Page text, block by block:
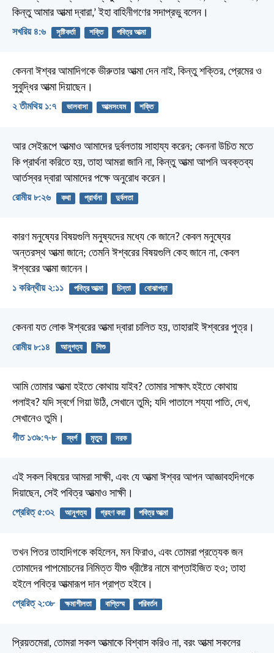
কিন্তু আমার আত্মা দ্বারা,’ ইহা বাহিনীগণের সদাপ্রভু বলেন।
সখরিয় ৪:৬ সৃষ্টিকর্তা শক্তি পবিত্র আত্মা
কেননা ঈশ্বর আমাদিগকে ভীরুতার আত্মা দেন নাই, কিন্তু শক্তির, প্রেমের ও
সুবুদ্ধির আত্মা দিয়াছেন।
২ তীমথিয় ১:৭ ভালবাসা আত্মসংযম শক্তি
আর সেইরূপে আত্মাও আমাদের দুর্বলতায় সাহায্য করেন; কেননা উচিত মতে
কি প্রার্থনা করিতে হয়, তাহা আমরা জানি না, কিন্তু আত্মা আপনি অবক্তব্য
আর্তস্বর দ্বারা আমাদের পক্ষে অনুরোধ করেন।
রোমীয় ৮:২৬ কথা প্রার্থনা দুর্বলতা
কারণ মনুষ্যের বিষয়গুলি মনুষ্যদের মধ্যে কে জানে? কেবল মনুষ্যের
অন্তরস্থ আত্মা জানে; তেমনি ঈশ্বরের বিষয়গুলি কেহ জানে না, কেবল
ঈশ্বরের আত্মা জানেন।
১ করিন্থীয় ২:১১ পবিত্র আত্মা চিন্তা বোঝাপড়া
কেননা যত লোক ঈশ্বরের আত্মা দ্বারা চালিত হয়, তাহারাই ঈশ্বরের পুত্র।
রোমীয় ৮:১৪ আনুগত্য শিশু
আমি তোমার আত্মা হইতে কোথায় যাইব? তোমার সাক্ষাৎ হইতে কোথায়
পলাইব? যদি স্বর্গে গিয়া উঠি, সেখানে তুমি; যদি পাতালে শয্যা পাতি, দেখ,
সেখানেও তুমি।
গীত ১৩৯:৭-৮ স্বর্গ মৃত্যু নরক
এই সকল বিষয়ের আমরা সাক্ষী, এবং যে আত্মা ঈশ্বর আপন আজ্ঞাবহদিগকে
দিয়াছেন, সেই পবিত্র আত্মাও সাক্ষী।
প্রেরিত্‌ ৫:৩২ আনুগত্য গ্রহণ করা পবিত্র আত্মা
তখন পিতর তাহাদিগকে কহিলেন, মন ফিরাও, এবং তোমরা প্রত্যেক জন
তোমাদের পাপমোচনের নিমিত্ত যীশু খ্রীষ্টের নামে বাপ্তাইজিত হও; তাহা
হইলে পবিত্র আত্মারূপ দান প্রাপ্ত হইবে।
প্রেরিত্‌ ২:৩৮ ক্ষমাশীলতা বাপ্তিস্ম পরিবর্তন
প্রিয়তমেরা, তোমরা সকল আত্মাকে বিশ্বাস করিও না, বরং আত্মা সকলের